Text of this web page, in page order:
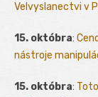
Velvyslanectvi v
15. októbra:
nástroje
15. októbra: